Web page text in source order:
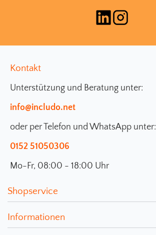
Kontakt
Unterstützung und Beratung unter:
info@includo.net
oder per Telefon und WhatsApp unter:
0152 51050306
Mo-Fr, 08:00 - 18:00 Uhr
Shopservice
Informationen